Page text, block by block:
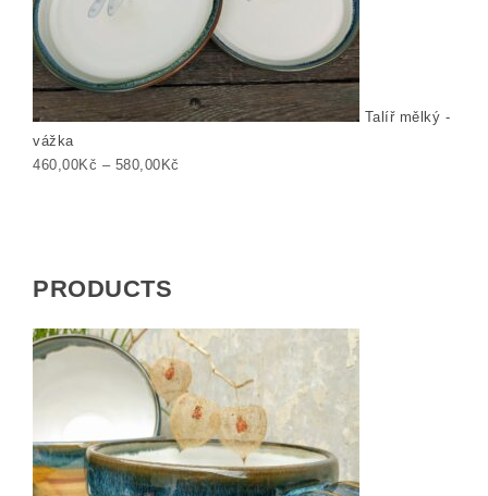
Talíř mělký -
vážka
460,00Kč – 580,00Kč
PRODUCTS